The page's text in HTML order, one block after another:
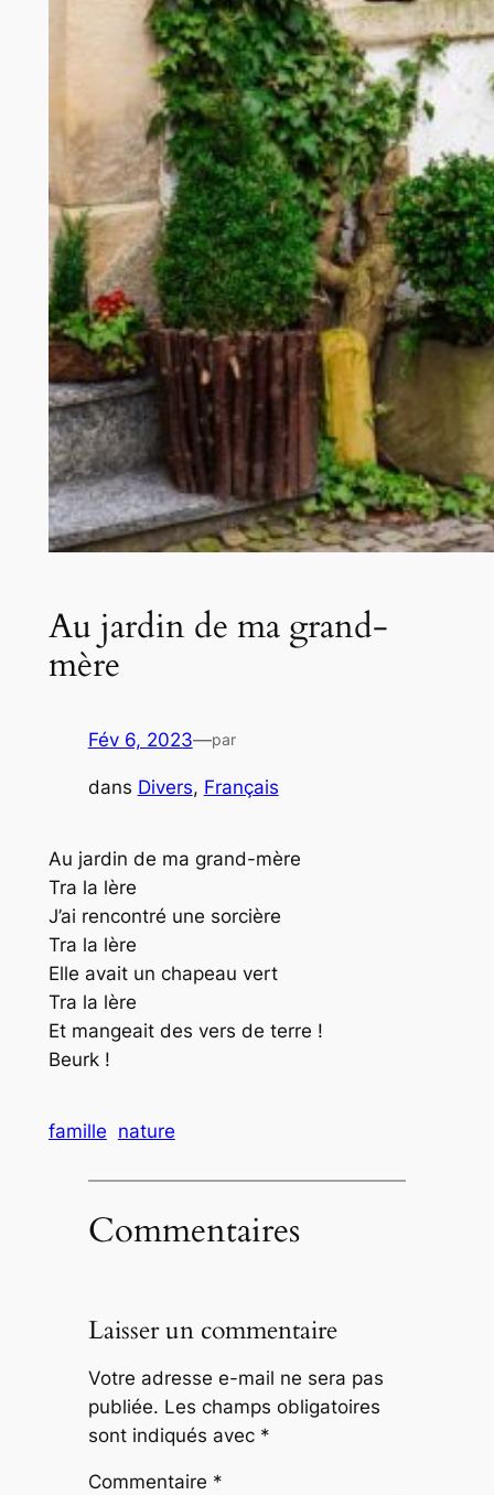
Au jardin de ma grand-
mère
Fév 6, 2023—par
dans Divers, Français
Au jardin de ma grand-mère
Tra la lère
J’ai rencontré une sorcière
Tra la lère
Elle avait un chapeau vert
Tra la lère
Et mangeait des vers de terre !
Beurk !
famille nature
Commentaires
Laisser un commentaire
Votre adresse e-mail ne sera pas
publiée. Les champs obligatoires
sont indiqués avec *
Commentaire *